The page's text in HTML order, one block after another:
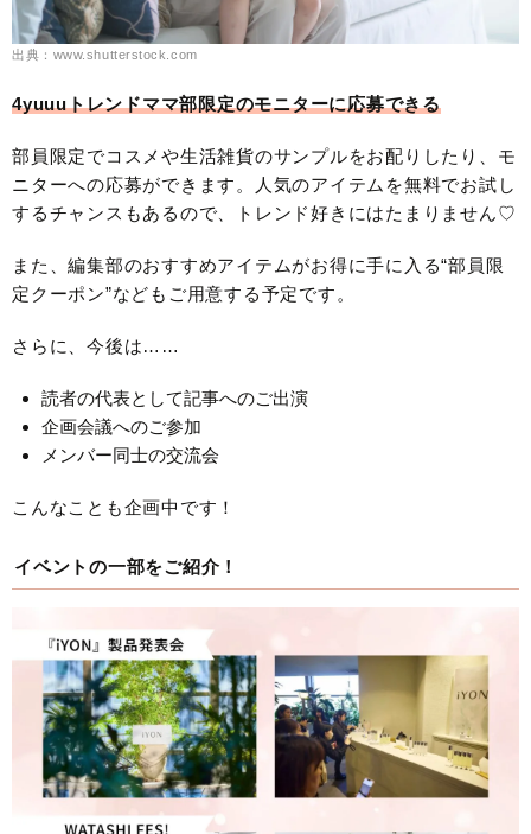
出典：www.shutterstock.com
4yuuuトレンドママ部限定のモニターに応募できる
部員限定でコスメや生活雑貨のサンプルをお配りしたり、モ
ニターへの応募ができます。人気のアイテムを無料でお試し
するチャンスもあるので、トレンド好きにはたまりません♡
また、編集部のおすすめアイテムがお得に手に入る“部員限
定クーポン”などもご用意する予定です。
さらに、今後は……
読者の代表として記事へのご出演
企画会議へのご参加
メンバー同士の交流会
こんなことも企画中です！
イベントの一部をご紹介！